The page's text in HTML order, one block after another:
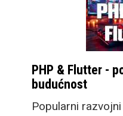
PHP & Flutter -
budućnost
Popularni